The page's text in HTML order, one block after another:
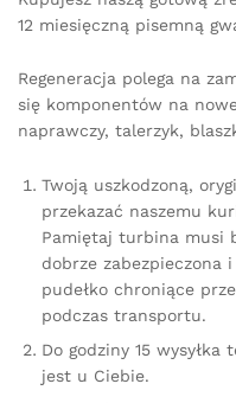
12 miesięczną pisemną
Regeneracja polega na
się komponentów na
naprawczy, talerzyk,
Twoją uszkodzoną,
przekazać naszemu
Pamiętaj turbina musi
dobrze zabezpieczona
pudełko chroniące
podczas transportu.
Do godziny 15
jest u Ciebie.